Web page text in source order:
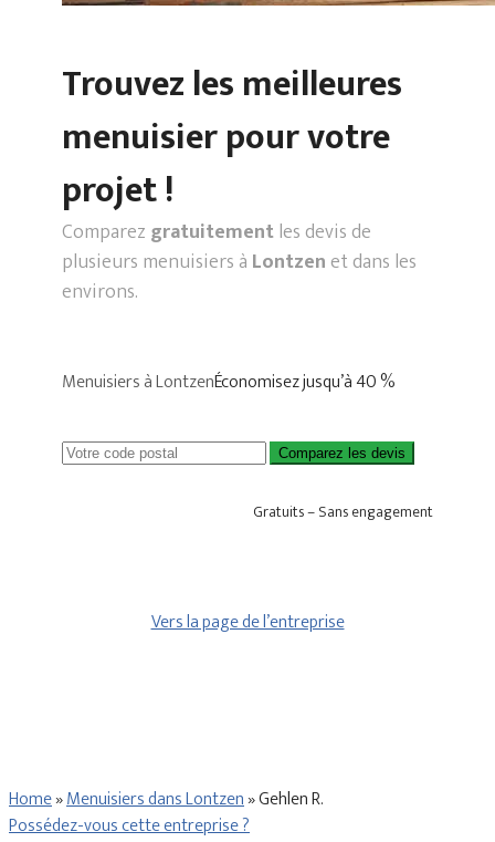
Trouvez les meilleures
menuisier pour votre
projet !
Comparez gratuitementles devis de
plusieurs menuisiers à Lontzenet dans les
environs.
Menuisiers à LontzenÉconomisez jusqu’à 40 %
Comparez les devis
Gratuits – Sans engagement
Vers la page de l’entreprise
Home»Menuisiers dans Lontzen»Gehlen R.
Possédez-vous cette entreprise ?